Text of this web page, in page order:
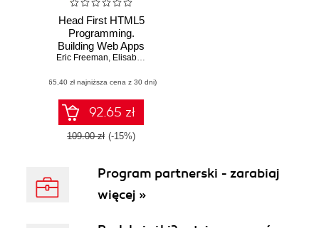
Head First HTML5
Programming.
Building Web Apps
with JavaScript
Eric Freeman, Elisabeth Robson
(65,40 zł najniższa cena z 30 dni)
92.65 zł
109.00 zł (-15%)
Program partnerski - zarabiaj
więcej »